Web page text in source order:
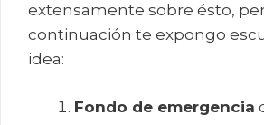
extensamente sobre ésto,
continuación te expongo
idea:
Fondo de emergencia